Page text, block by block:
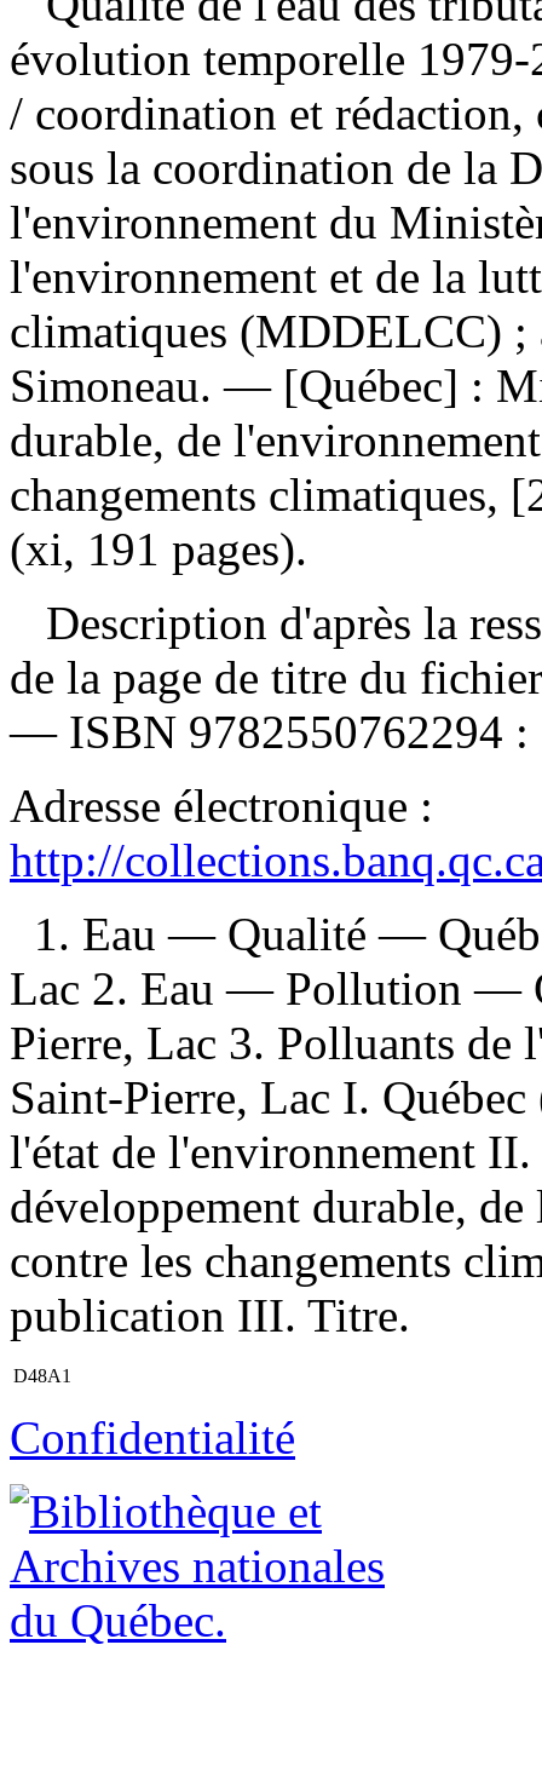
évolution temporelle
/ coordination et rédaction,
sous la coordination de la
l'environnement du
l'environnement et de la
climatiques (MDDELCC) ;
Simoneau. — [Québec] :
durable, de
changements climatiques,
(xi, 191 pages).
Description d'après la
de la page de titre du
— ISBN 9782550762294 :
Adresse électronique :
http://
1. Eau — Qualité —
Lac 2. Eau — Pollution —
Pierre, Lac 3. Polluants
Saint-Pierre, Lac I.
l'état de l'environnement
développement durable,
contre les changements
publication III. Titre.
D48A1
Confidentialité